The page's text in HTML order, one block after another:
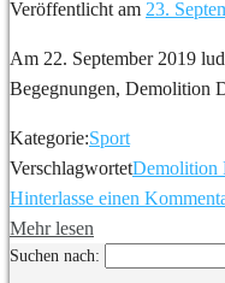
Veröffentlicht am 23.
Am 22. September 2019
Begegnungen, Demolition
Kategorie:Sport
VerschlagwortetDemolition
Hinterlasse einen
Mehr lesen
Suchen nach: